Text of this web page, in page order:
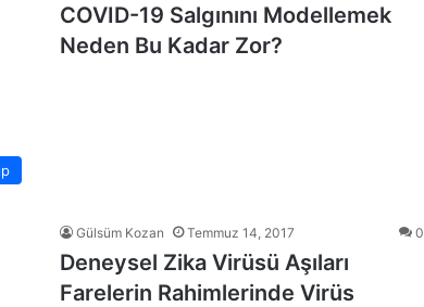
COVID-19 Salgınını Modellemek
Neden Bu Kadar Zor?
Gülsüm Kozan Temmuz 14, 2017 0
Deneysel Zika Virüsü Aşıları
Farelerin Rahimlerinde Virüs